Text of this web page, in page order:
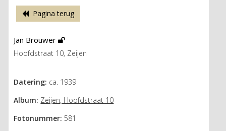
Pagina terug
Jan Brouwer
Hoofdstraat 10, Zeijen
Datering: ca. 1939
Album: Zeijen, Hoofdstraat 10
Fotonummer: 581